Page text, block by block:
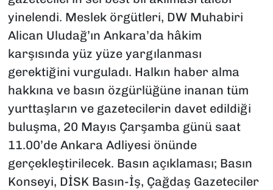
yinelendi. Meslek örgütleri, DW Muhabiri
Alican Uludağ’ın Ankara’da hâkim
karşısında yüz yüze yargılanması
gerektiğini vurguladı. Halkın haber alma
hakkına ve basın özgürlüğüne inanan tüm
yurttaşların ve gazetecilerin davet edildiği
buluşma, 20 Mayıs Çarşamba günü saat
11.00’de Ankara Adliyesi önünde
gerçekleştirilecek. Basın açıklaması; Basın
Konseyi, DİSK Basın-İş, Çağdaş Gazeteciler